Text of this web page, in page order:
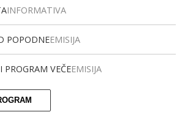
INFORMATIVA
POPODNEEMISIJA
PROGRAM VEČEEMISIJA